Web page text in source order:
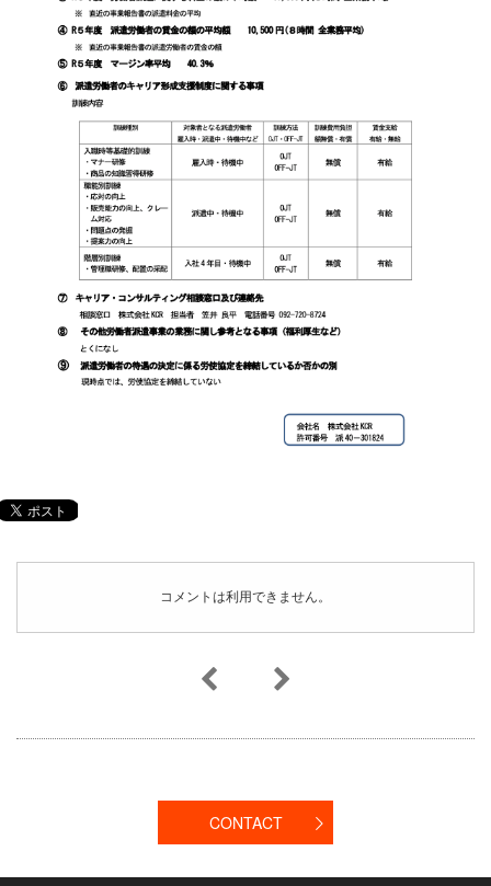
コメントは利用できません。
CONTACT